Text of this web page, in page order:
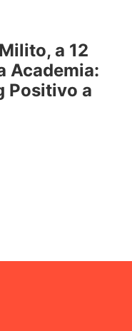
a 12
Academia:
Positivo a